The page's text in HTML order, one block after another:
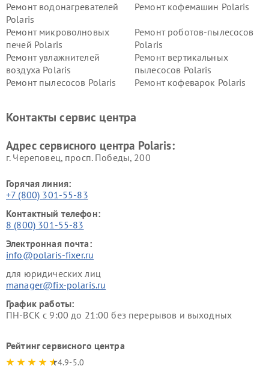
Ремонт водонагревателей
Polaris
Ремонт кофемашин Polaris
Ремонт микроволновых
печей Polaris
Ремонт роботов-пылесосов
Polaris
Ремонт увлажнителей
воздуха Polaris
Ремонт вертикальных
пылесосов Polaris
Ремонт пылесосов Polaris
Ремонт кофеварок Polaris
Контакты сервис центра
Адрес сервисного центра Polaris:
г. Череповец, просп. Победы, 200
Горячая линия:
+7 (800) 301-55-83
Контактный телефон:
8 (800) 301-55-83
Электронная почта:
info@polaris-fixer.ru
для юридических лиц
manager@fix-polaris.ru
График работы:
ПН-ВСК с 9:00 до 21:00 без перерывов и выходных
Рейтинг сервисного центра
4.9-5.0